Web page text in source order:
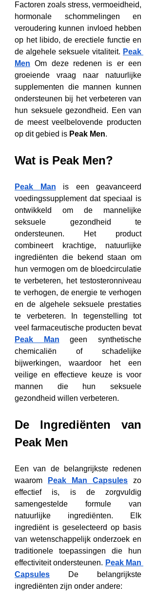
Factoren zoals stress, vermoeidheid,
hormonale schommelingen en
veroudering kunnen invloed hebben
op het libido, de erectiele functie en
de algehele seksuele vitaliteit. Peak
Men Om deze redenen is er een
groeiende vraag naar natuurlijke
supplementen die mannen kunnen
ondersteunen bij het verbeteren van
hun seksuele gezondheid. Een van
de meest veelbelovende producten
op dit gebied is Peak Men.
Wat is Peak Men?
Peak Man is een geavanceerd
voedingssupplement dat speciaal is
ontwikkeld om de mannelijke
seksuele gezondheid te
ondersteunen. Het product
combineert krachtige, natuurlijke
ingrediënten die bekend staan om
hun vermogen om de bloedcirculatie
te verbeteren, het testosteronniveau
te verhogen, de energie te verhogen
en de algehele seksuele prestaties
te verbeteren. In tegenstelling tot
veel farmaceutische producten bevat
Peak Man geen synthetische
chemicaliën of schadelijke
bijwerkingen, waardoor het een
veilige en effectieve keuze is voor
mannen die hun seksuele
gezondheid willen verbeteren.
De Ingrediënten van
Peak Men
Een van de belangrijkste redenen
waarom
Peak Man Capsules zo
effectief is, is de zorgvuldig
samengestelde formule van
natuurlijke ingrediënten. Elk
ingrediënt is geselecteerd op basis
van wetenschappelijk onderzoek en
traditionele toepassingen die hun
effectiviteit ondersteunen. Peak Man
Capsules De belangrijkste
ingrediënten zijn onder andere: